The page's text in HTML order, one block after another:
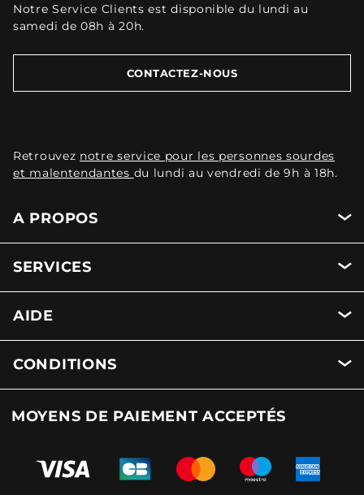
Notre Service Clients est disponible du lundi au
samedi de 08h à 20h.
CONTACTEZ-NOUS
Retrouvez notre service pour les personnes sourdes
et malentendantes du lundi au vendredi de 9h à 18h.
A PROPOS
SERVICES
AIDE
CONDITIONS
MOYENS DE PAIEMENT ACCEPTÉS